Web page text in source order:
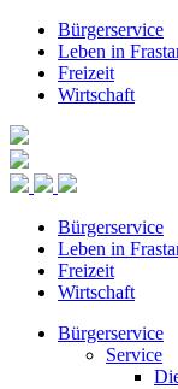
Bürgerservice
Leben in
Freizeit
Wirtschaft
Bürgerservice
Leben in
Freizeit
Wirtschaft
Bürgerservice
Service